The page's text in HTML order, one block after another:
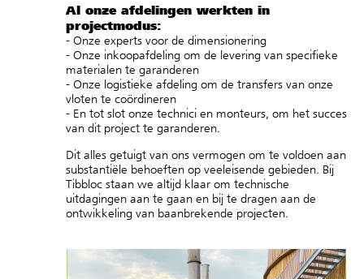
Al onze afdelingen werkten in
projectmodus:
- Onze experts voor de dimensionering
- Onze inkoopafdeling om de levering van specifieke
materialen te garanderen
- Onze logistieke afdeling om de transfers van onze
vloten te coördineren
- En tot slot onze technici en monteurs, om het succes
van dit project te garanderen.
Dit alles getuigt van ons vermogen om te voldoen aan
substantiële behoeften op veeleisende gebieden. Bij
Tibbloc staan we altijd klaar om technische
uitdagingen aan te gaan en bij te dragen aan de
ontwikkeling van baanbrekende projecten.